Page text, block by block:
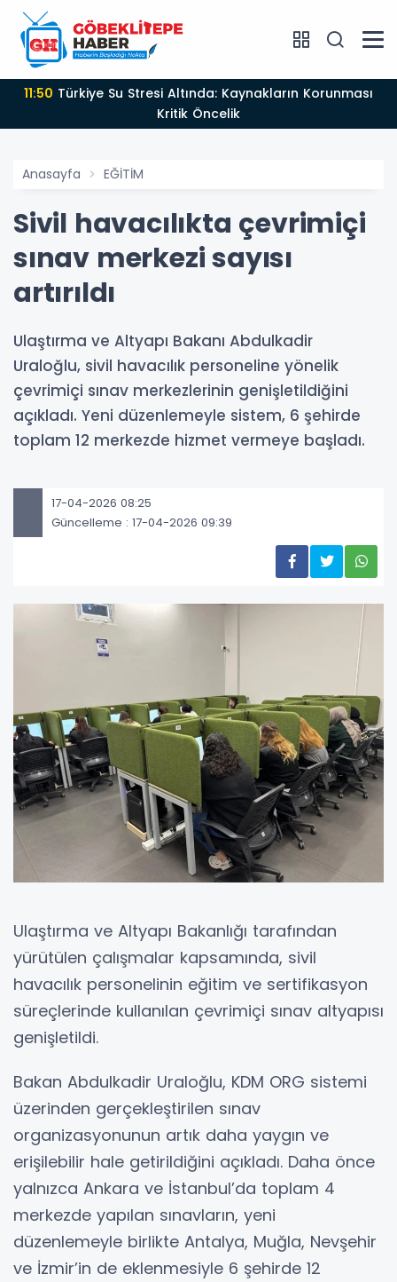
11:50
Kritik Öncelik
Anasayfa EĞİTİM
Sivil havacılıkta çevrimiçi
sınav merkezi sayısı
artırıldı
Ulaştırma ve Altyapı Bakanı Abdulkadir
Uraloğlu, sivil havacılık personeline yönelik
çevrimiçi sınav merkezlerinin genişletildiğini
açıkladı. Yeni düzenlemeyle sistem, 6 şehirde
toplam 12 merkezde hizmet vermeye başladı.
17-04-2026 08:25
Güncelleme : 17-04-2026 09:39
Ulaştırma ve Altyapı Bakanlığı tarafından
yürütülen çalışmalar kapsamında, sivil
havacılık personelinin eğitim ve sertifikasyon
süreçlerinde kullanılan çevrimiçi sınav altyapısı
genişletildi.
Bakan Abdulkadir Uraloğlu, KDM ORG sistemi
üzerinden gerçekleştirilen sınav
organizasyonunun artık daha yaygın ve
erişilebilir hale getirildiğini açıkladı. Daha önce
yalnızca Ankara ve İstanbul’da toplam 4
merkezde yapılan sınavların, yeni
düzenlemeyle birlikte Antalya, Muğla, Nevşehir
ve İzmir’in de eklenmesiyle 6 şehirde 12